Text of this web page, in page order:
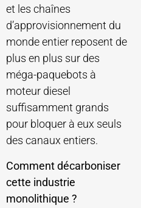
et les chaînes
d’approvisionnement du
monde entier reposent de
plus en plus sur des
méga-paquebots à
moteur diesel
suffisamment grands
pour bloquer à eux seuls
des canaux entiers.
Comment décarboniser
cette industrie
monolithique ?